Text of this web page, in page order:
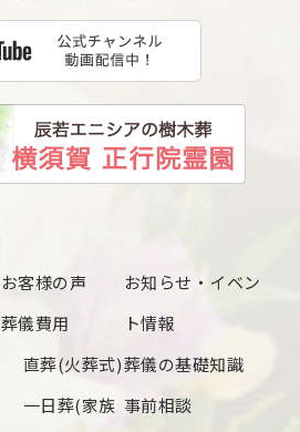
お客様の声
葬儀費用
直葬(火葬式)
一日葬(家族
お知らせ・イベン
ト情報
葬儀の基礎知識
事前相談